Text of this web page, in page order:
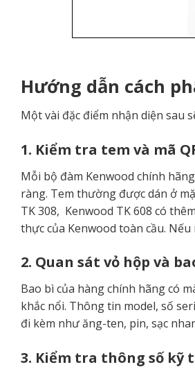
Hướng dẫn cách
Một vài đặc điểm nhận diện sau
1. Kiểm tra tem và mã
Mỗi bộ đàm Kenwood chính
ràng. Tem thường được dán ở
TK 308, Kenwood TK 608 có
thực của Kenwood toàn cầu.
2. Quan sát vỏ hộp và
Bao bì của hàng chính hãng có
khắc nổi. Thông tin model, số
đi kèm như ăng-ten, pin, sạc
3. Kiểm tra thông số